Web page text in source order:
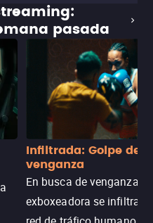
pasada
Infiltrada: Golpe de
venganza
En busca de venganza,
exboxeadora se infiltra